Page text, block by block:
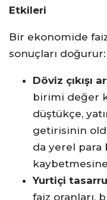
Etkileri
Bir ekonomide
sonuçları doğurur:
Döviz çıkışı
birimi değer
düştükçe,
getirisinin
da yerel
Yurtiçi
faiz oranları,